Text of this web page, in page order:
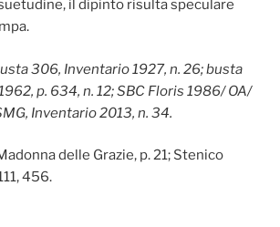
il dipinto risulta speculare
306, Inventario 1927, n. 26; busta
p. 634, n. 12; SBC Floris 1986/ OA/
Inventario 2013, n. 34.
delle Grazie, p. 21; Stenico
456.